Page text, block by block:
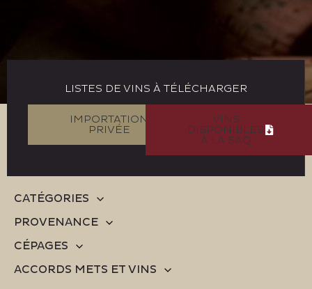
LISTES DE VINS À TÉLÉCHARGER
IMPORTATION
PRIVÉE
VINS
DISPONIBLES
À LA SAQ
CATÉGORIES
PROVENANCE
CÉPAGES
ACCORDS METS ET VINS